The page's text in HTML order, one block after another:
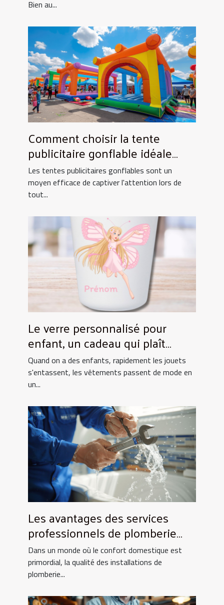
Bien au...
Comment choisir la tente
publicitaire gonflable idéale
pour vos événements
Les tentes publicitaires gonflables sont un
moyen efficace de captiver l'attention lors de
tout...
Le verre personnalisé pour
enfant, un cadeau qui plaît
toujours !
Quand on a des enfants, rapidement les jouets
s'entassent, les vêtements passent de mode en
un...
Les avantages des services
professionnels de plomberie
pour votre foyer
Dans un monde où le confort domestique est
primordial, la qualité des installations de
plomberie...